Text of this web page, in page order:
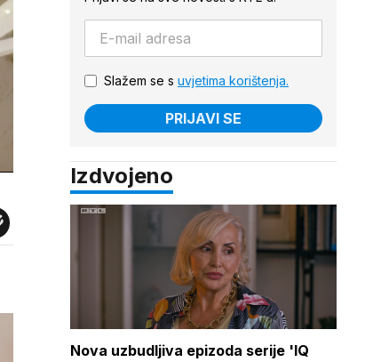
Slažem se s uvjetima korištenja.
PRIJAVI SE
Izdvojeno
Nova uzbudljiva epizoda serije 'IQ